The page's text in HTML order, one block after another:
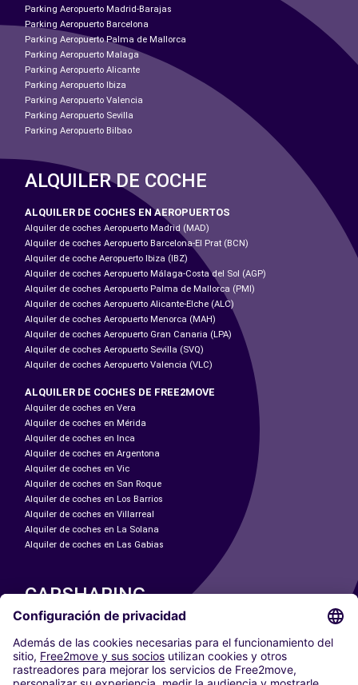
Parking Aeropuerto Madrid-Barajas
Parking Aeropuerto Barcelona
Parking Aeropuerto Palma de Mallorca
Parking Aeropuerto Malaga
Parking Aeropuerto Alicante
Parking Aeropuerto Ibiza
Parking Aeropuerto Valencia
Parking Aeropuerto Sevilla
Parking Aeropuerto Bilbao
ALQUILER DE COCHE
ALQUILER DE COCHES EN AEROPUERTOS
Alquiler de coches Aeropuerto Madrid (MAD)
Alquiler de coches Aeropuerto Barcelona-El Prat (BCN)
Alquiler de coche Aeropuerto Ibiza (IBZ)
Alquiler de coches Aeropuerto Málaga-Costa del Sol (AGP)
Alquiler de coches Aeropuerto Palma de Mallorca (PMI)
Alquiler de coches Aeropuerto Alicante-Elche (ALC)
Alquiler de coches Aeropuerto Menorca (MAH)
Alquiler de coches Aeropuerto Gran Canaria (LPA)
Alquiler de coches Aeropuerto Sevilla (SVQ)
Alquiler de coches Aeropuerto Valencia (VLC)
ALQUILER DE COCHES DE FREE2MOVE
Alquiler de coches en Vera
Alquiler de coches en Mérida
Alquiler de coches en Inca
Alquiler de coches en Argentona
Alquiler de coches en Vic
Alquiler de coches en San Roque
Alquiler de coches en Los Barrios
Alquiler de coches en Villarreal
Alquiler de coches en La Solana
Alquiler de coches en Las Gabias
CARSHARING
NUESTRAS CIUDADES
Paris
Madrid
Washington DC